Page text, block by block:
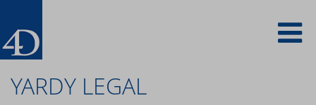
main
content
YARDY LEGAL